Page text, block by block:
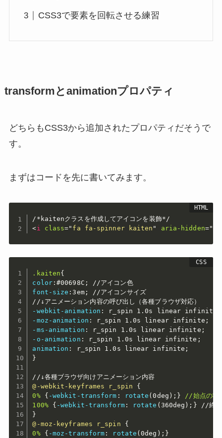
CSS3で要素を回転させる練習
transformとanimationプロパティ
どちらもCSS3から追加されたプロパティだそうで
す。
まずはコードを先に書いてみます。
<i class=" fa fa-spinner kaiten " aria-hidden="
.kaiten{
color:#00698C ;
//アイコン色
font-size :3em;
//アイコンサイズ
-webkit-animation : r_spin 1.0s linear infinite
-moz-animation : r_spin 1.0s linear infinite ;
-ms-animation : r_spin 1.0s linear infinite ;
-o-animation : r_spin 1.0s linear infinite ;
animation : r_spin 1.0s linear infinite ;
}
@-webkit-keyframes r_spin
{
0%
{ -webkit-transform : rotate (0deg ) ; }
//始点の状
100%
{ -webkit-transform: rotate (360deg ) ; }
}
@-moz-keyframes r_spin
{
0%
{ -moz-transform : rotate (0deg ) ; }